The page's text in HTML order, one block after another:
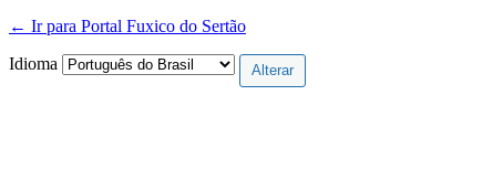
← Ir para Portal Fuxico do Sertão
Idioma